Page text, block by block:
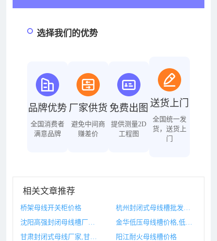
选择我们的优势
品牌优势
全国消费者
满意品牌
厂家供货
避免中间商
赚差价
免费出图
提供测量2D
工程图
送货上门
全国统一发
货，送货上
门
相关文章推荐
桥架母线开关柜价格
金华低压母线槽价格,低压母线槽的国家标准
阳江耐火母线槽价格